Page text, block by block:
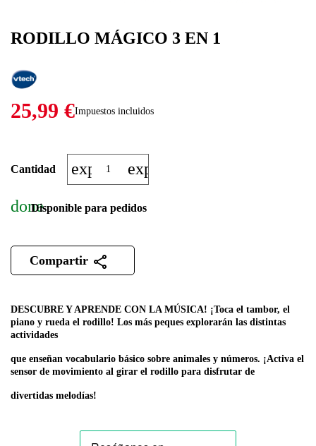
RODILLO MÁGICO 3 EN 1
25,99 €Impuestos incluidos
DESCUBRE Y APRENDE CON LA MÚSICA! ¡Toca el tambor, el
piano y rueda el rodillo! Los más peques explorarán las distintas
actividades
que enseñan vocabulario básico sobre animales y números. ¡Activa el
sensor de movimiento al girar el rodillo para disfrutar de
divertidas melodías!
Cantidad expand_moreexpand_less
doneDisponible para pedidos
Compartir